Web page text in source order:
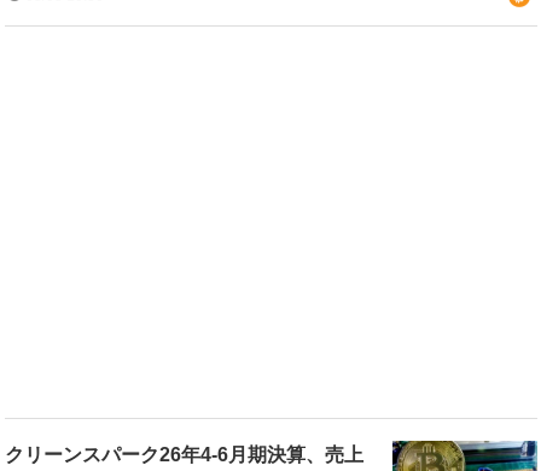
クリーンスパーク26年4-6月期決算、売上